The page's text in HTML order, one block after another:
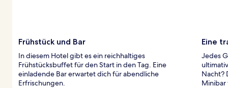
Frühstück und Bar
In diesem Hotel gibt es ein reichhaltiges
Frühstücksbuffet für den Start in den Tag. Eine
einladende Bar erwartet dich für abendliche
Erfrischungen.
Eine
Jedes
Nacht?
Minibar